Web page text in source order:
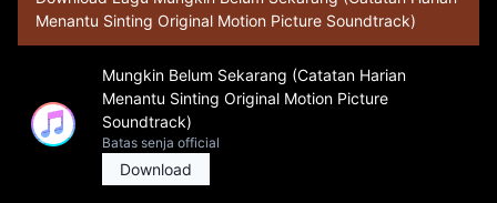
Menantu Sinting Original Motion Picture Soundtrack)
Mungkin Belum Sekarang (Catatan Harian
Menantu Sinting Original Motion Picture
Soundtrack)
Batas senja official
Download